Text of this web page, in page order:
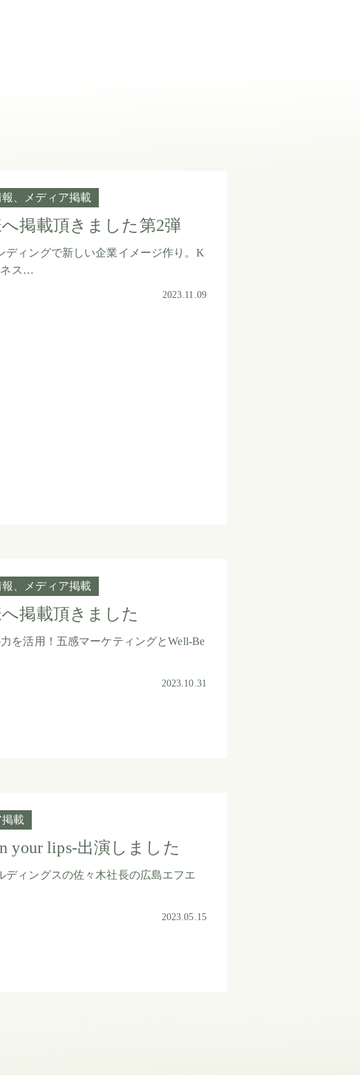
メディア掲載
掲載頂きました第2弾
ディングで新しい企業イメージ作り。K
ネス…
2023.11.09
メディア掲載
掲載頂きました
を活用！五感マーケティングとWell-Be
2023.10.31
掲載
your lips-出演しました
ディングスの佐々木社長の広島エフエ
2023.05.15